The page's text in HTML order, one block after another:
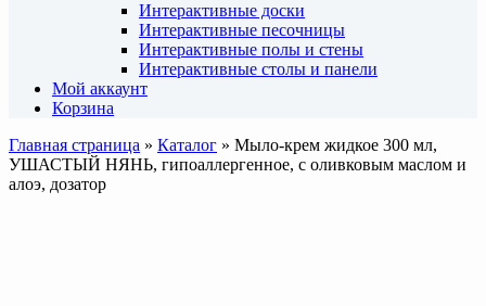
Интерактивные доски
Интерактивные песочницы
Интерактивные полы и стены
Интерактивные столы и панели
Мой аккаунт
Корзина
Главная страница » Каталог » Мыло-крем жидкое 300 мл,
УШАСТЫЙ НЯНЬ, гипоаллергенное, с оливковым маслом и
алоэ, дозатор